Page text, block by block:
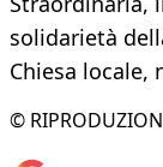
solidarietà
Chiesa locale,
©